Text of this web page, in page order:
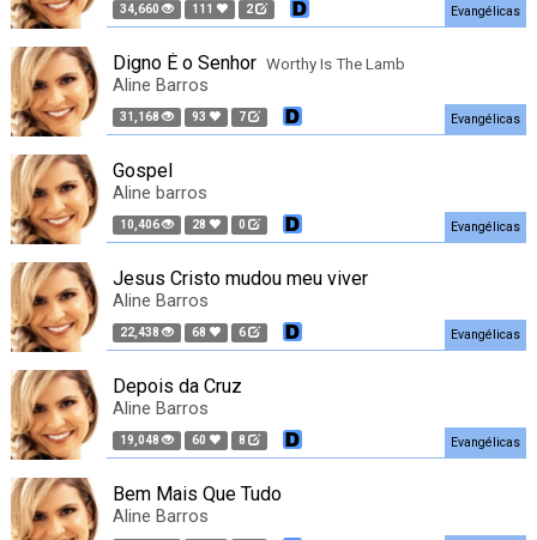
34,660 111 2 Evangélicas
Digno É o Senhor Worthy Is The Lamb
Aline Barros
31,168 93 7 Evangélicas
Gospel
Aline barros
10,406 28 0 Evangélicas
Jesus Cristo mudou meu viver
Aline Barros
22,438 68 6 Evangélicas
Depois da Cruz
Aline Barros
19,048 60 8 Evangélicas
Bem Mais Que Tudo
Aline Barros